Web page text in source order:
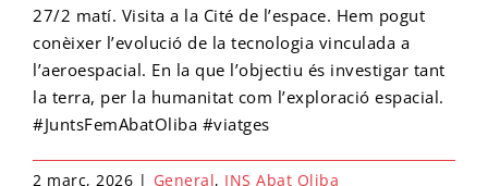
27/2 matí. Visita a la Cité de l’espace. Hem pogut
conèixer l’evolució de la tecnologia vinculada a
l’aeroespacial. En la que l’objectiu és investigar tant
la terra, per la humanitat com l’exploració espacial.
#JuntsFemAbatOliba #viatges
2 març, 2026 | General, INS Abat Oliba